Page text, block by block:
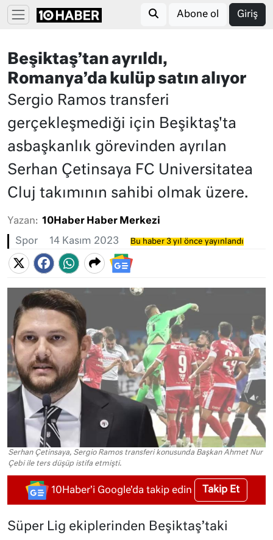
Abone ol Giriş
Beşiktaş’tan ayrıldı,
Romanya’da kulüp satın alıyor
Sergio Ramos transferi
gerçekleşmediği için Beşiktaş'ta
asbaşkanlık görevinden ayrılan
Serhan Çetinsaya FC Universitatea
Cluj takımının sahibi olmak üzere.
Yazan: 10Haber Haber Merkezi
Spor 14 Kasım 2023 Bu haber 3 yıl önce yayınlandı
Serhan Çetinsaya, Sergio Ramos transferi konusunda Başkan Ahmet Nur
Çebi ile ters düşüp istifa etmişti.
10Haber'i Google'da takip edin Takip Et
Süper Lig ekiplerinden Beşiktaş’taki